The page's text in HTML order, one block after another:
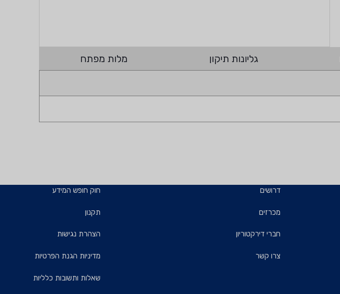
גליונות תיקון מלות מפתח
דרושים
מכרזים
חברי דירקטוריון
צרו קשר
חוק חופש המידע
תקנון
הצהרת נגישות
מדיניות הגנת הפרטיות
שאלות ותשובות כלליות